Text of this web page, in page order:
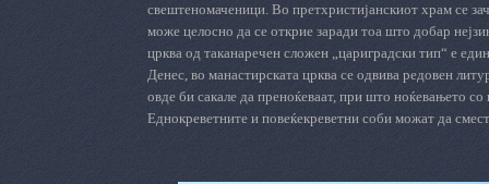
свештеномаченици. Во претхристијанскиот храм се
може целосно да се открие заради тоа што добар
црква од таканаречен сложен „цариградски тип“ е
Денес, во манастирската црква се одвива редовен
овде би сакале да преноќеваат, при што ноќевањето
Еднокреветните и повеќекреветни соби можат да